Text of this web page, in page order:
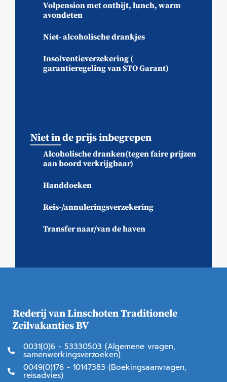
Volpension met ontbijt, lunch, warm
avondeten
Niet- alcoholische drankjes
Insolventieverzekering (
garantieregeling van STO Garant)
Niet in de prijs inbegrepen
Alcoholische dranken(tegen faire prijzen
aan boord verkrijgbaar)
Handdoeken
Reis-/annuleringsverzekering
Transfer naar/van de haven
Rederij van Linschoten Traditionele
Zeilvakanties BV
0031(0)6 - 53330503 (Algemene vragen,
samenwerkingsverzoeken)
0049(0)176 - 10147383 (Boekingsaanvragen,
reisadvies)